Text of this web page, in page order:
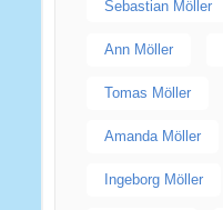
Sebastian Möller
Ann Möller
Tomas Möller
Amanda Möller
Ingeborg Möller